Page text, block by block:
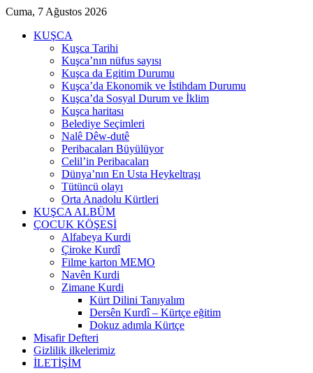
Cuma, 7 Ağustos 2026
KUŞCA
Kuşca Tarihi
Kuşca’nın nüfus sayısı
Kuşca da Egitim Durumu
Kuşca’da Ekonomik ve İstihdam Durumu
Kuşca’da Sosyal Durum ve İklim
Kuşca haritası
Belediye Seçimleri
Nalê Dêw-dutê
Peribacaları Büyülüyor
Celil’in Peribacaları
Dünya’nın En Usta Heykeltraşı
Tütüncü olayı
Orta Anadolu Kürtleri
KUŞCA ALBÜM
ÇOCUK KÖŞESİ
Alfabeya Kurdi
Çiroke Kurdî
Filme karton MEMO
Navên Kurdi
Zimane Kurdi
Kürt Dilini Tanıyalım
Dersên Kurdî – Kürtçe eğitim
Dokuz adımla Kürtçe
Misafir Defteri
Gizlilik ilkelerimiz
İLETİŞİM